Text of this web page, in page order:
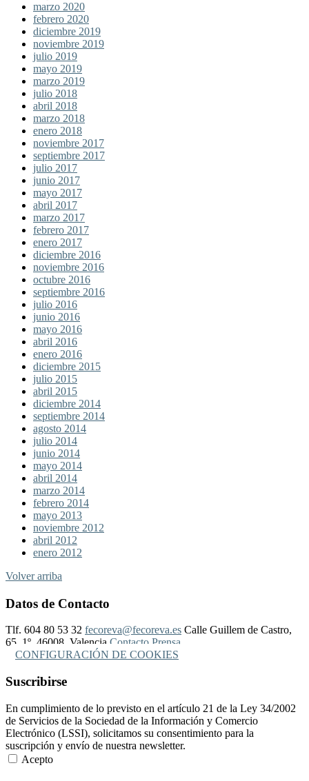
marzo 2020
febrero 2020
diciembre 2019
noviembre 2019
julio 2019
mayo 2019
marzo 2019
julio 2018
abril 2018
marzo 2018
enero 2018
noviembre 2017
septiembre 2017
julio 2017
junio 2017
mayo 2017
abril 2017
marzo 2017
febrero 2017
enero 2017
diciembre 2016
noviembre 2016
octubre 2016
septiembre 2016
julio 2016
junio 2016
mayo 2016
abril 2016
enero 2016
diciembre 2015
julio 2015
abril 2015
diciembre 2014
septiembre 2014
agosto 2014
julio 2014
junio 2014
mayo 2014
abril 2014
marzo 2014
febrero 2014
mayo 2013
noviembre 2012
abril 2012
enero 2012
Volver arriba
Datos de Contacto
Tlf. 604 80 53 32 fecoreva@fecoreva.es Calle Guillem de Castro,
65, 1º, 46008, Valencia Contacto Prensa
CONFIGURACIÓN DE COOKIES
Suscribirse
En cumplimiento de lo previsto en el artículo 21 de la Ley 34/2002
de Servicios de la Sociedad de la Información y Comercio
Electrónico (LSSI), solicitamos su consentimiento para la
suscripción y envío de nuestra newsletter.
Acepto